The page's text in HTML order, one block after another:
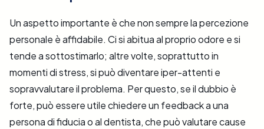
Un aspetto importante è che non sempre la percezione
personale è affidabile. Ci si abitua al proprio odore e si
tende a sottostimarlo; altre volte, soprattutto in
momenti di stress, si può diventare iper-attenti e
sopravvalutare il problema. Per questo, se il dubbio è
forte, può essere utile chiedere un feedback a una
persona di fiducia o al dentista, che può valutare cause